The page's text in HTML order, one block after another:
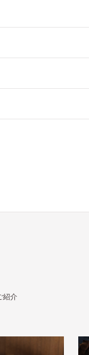
紹介